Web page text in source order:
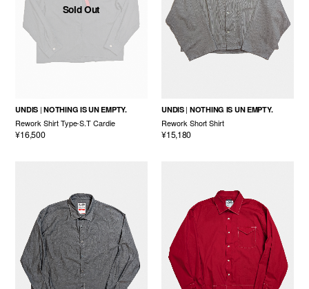
Sold Out
UNDIS NOTHING IS UN EMPTY.
Rework Shirt Type-S.T Cardie
¥16,500
UNDIS NOTHING IS UN EMPTY.
Rework Short Shirt
¥15,180